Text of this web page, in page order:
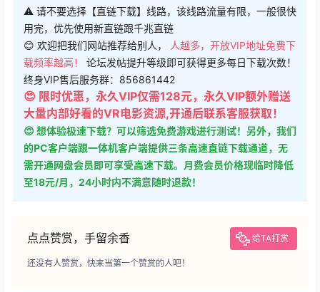
⚠ 请不要选择【直链下载】线路，该线路流量有限，一般很快
用完，优先使用新直链跟千兆直链
😊 欢迎把我们网站推荐给别人，
人越多，开放VIP地址免费下
载频率越高！ 论坛发帖提升等级即可获得更多每日下载次数！
终身VIP售后服务群：856861442
😍 限时优惠，永久VIP仅需128元，永久VIP额外赠送
大量内部好看的VR电影资源,开通后联系客服获取！
😍 想体验极速下载？可以筛选免费游戏进行测试！另外，我们
的PC客户端跟一体机客户端提供三条高速直链下载通道，无
需开通网盘会员即可享受高速下载。月费会员价格现临时降低
至18元/月，24小时内不满意随时退款！
点点赞赏，手留余香 给TA打赏
还没有人赞赏，快来当第一个赞赏的人吧！